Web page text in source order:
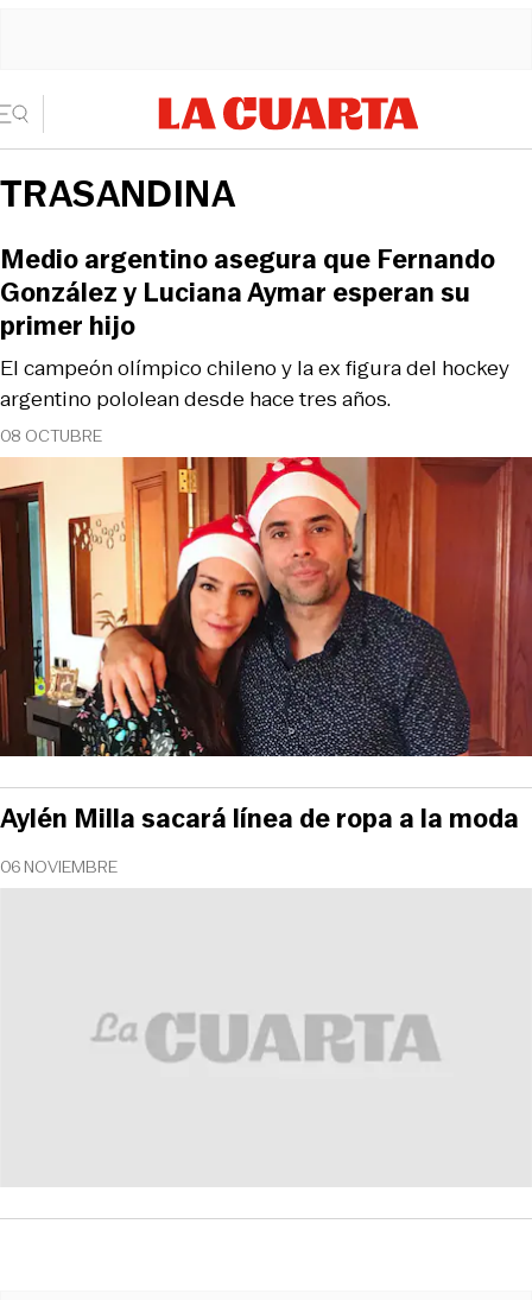
TRASANDINA
08 OCTUBRE
El campeón olímpico chileno y la ex figura del hockey
argentino pololean desde hace tres años.
Medio argentino asegura que Fernando
González y Luciana Aymar esperan su
primer hijo
06 NOVIEMBRE
Aylén Milla sacará línea de ropa a la moda